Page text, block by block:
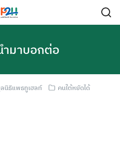
ำมาบอกต่อ
นิธิแพธทูเฮลท์ คนใต้หยัดได้